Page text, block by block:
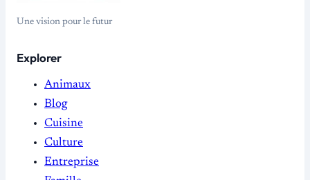
Une vision pour le futur
Explorer
Animaux
Blog
Cuisine
Culture
Entreprise